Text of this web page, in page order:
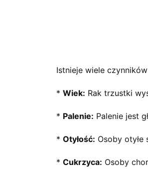
Istnieje wiele
* Wiek: Rak trzustki
* Palenie: Palenie jest
* Otyłość: Osoby
* Cukrzyca: Osoby